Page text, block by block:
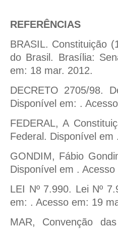
REFERÊNCIAS
BRASIL. Constituição
do Brasil. Brasília:
em: 18 mar. 2012.
DECRETO 2705/98.
Disponível em: .
FEDERAL, A
Federal. Disponível em
GONDIM, Fábio
Disponível em .
LEI Nº 7.990. Lei Nº
em: . Acesso em: 19
MAR, Convenção